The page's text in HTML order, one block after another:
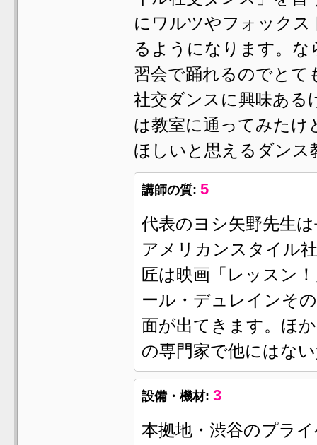
にワルツやフォック
るようになります。
習会で踊れるのでとて
社交ダンスに興味ある
は教室に通ってみたけ
ほしいと思えるダンス
講師の質: 5
代表のヨシ矢野先生
アメリカンスタイル
匠は映画「レッスン
ール・デュレインそ
面が出てきます。ほ
の専門家で他にはな
設備・機材: 3
本拠地・渋谷のプラ